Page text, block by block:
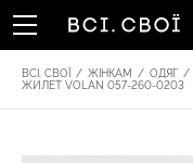
ВСІ. СВОЇ / ЖІНКАМ / ОДЯГ /
ЖИЛЕТ VOLAN 057-260-0203